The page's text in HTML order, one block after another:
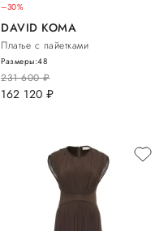
–30%
DAVID KOMA
Платье с пайетками
231 600руб.
162 120 руб.
Размеры:48